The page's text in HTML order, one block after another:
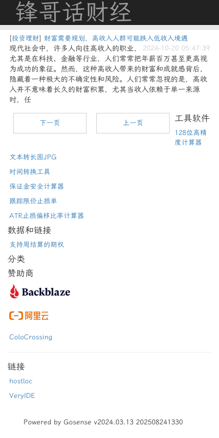
锋哥话财经
[投资理财] 财富需要规划，高收入人群可能跌入低收入境遇
2024-10-20 05:47:39
现代社会中，许多人向往高收入的职业，
尤其是在科技、金融等行业，人们常常把年薪百万甚至更高视
为成功的象征。然而，这种高收入带来的财富和成就感背后，
隐藏着一种极大的不确定性和风险。人们常常忽视的是，高收
入并不意味着长久的财富积累，尤其当收入依赖于单一来源
时，任
下一页 上一页 工具软件
128位高精
度计算器
文本转长图JPG
时间转换工具
保证金安全计算器
跟踪限价止损单
ATR止损偏移比率计算器
数据和链接
支持周结算的期权
分类
赞助商
ColoCrossing
链接
hostloc
VeryIDE
Powered by Gosense v2024.03.13 202508241330